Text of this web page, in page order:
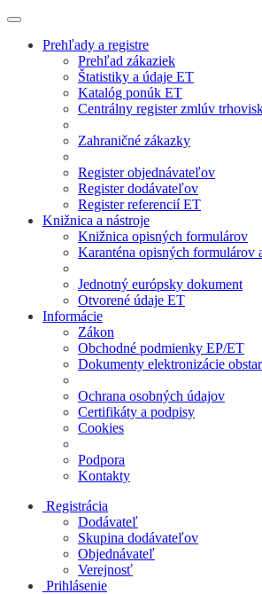
Prehľady a registre
Prehľad zákaziek
Štatistiky a údaje ET
Katalóg ponúk ET
Centrálny register zmlúv
Zahraničné zákazky
Register objednávateľov
Register dodávateľov
Register referencií ET
Knižnica a nástroje
Knižnica opisných formulárov
Karanténa opisných formulárov
Jednotný európsky dokument
Otvorené údaje ET
Informácie
Zákon
Obchodné podmienky EP/ET
Dokumenty elektronizácie
Ochrana osobných údajov
Certifikáty a podpisy
Cookies
Podpora
Kontakty
Registrácia
Dodávateľ
Skupina dodávateľov
Objednávateľ
Verejnosť
Prihlásenie